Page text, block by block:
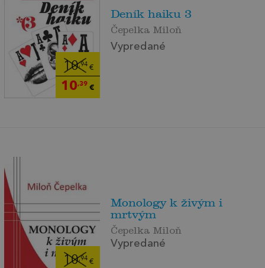
10,94€
10,39€
Deník haiku 3
Čepelka Miloň
Vypredané
10,94€
Monology k živým i
mrtvým
Čepelka Miloň
Vypredané